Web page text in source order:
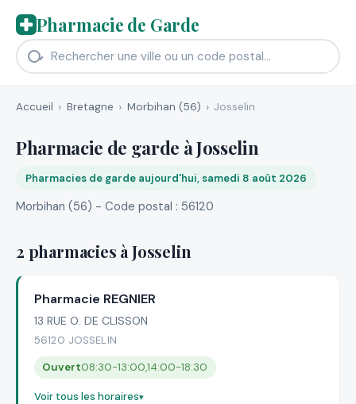
Pharmacie de Garde
Accueil Bretagne Morbihan (56) Josselin
Pharmacie de garde à Josselin
Pharmacies de garde aujourd'hui, samedi 8 août 2026
Morbihan (56) - Code postal : 56120
2 pharmacies à Josselin
Pharmacie REGNIER
13 RUE O. DE CLISSON
56120 JOSSELIN
Ouvert08:30-13:00,14:00-18:30
Voir tous les horaires